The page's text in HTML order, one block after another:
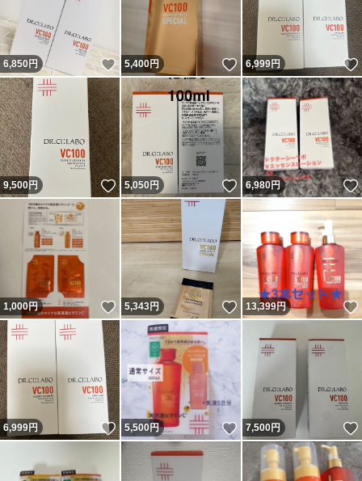
6,850円 いいね！
5,400円 いいね！
6,999円
9,500円 いいね！
5,050円 いいね！
6,980円
1,000円 いいね！
5,343円 いいね！
13,399円
6,999円 いいね！
5,500円 いいね！
7,500円